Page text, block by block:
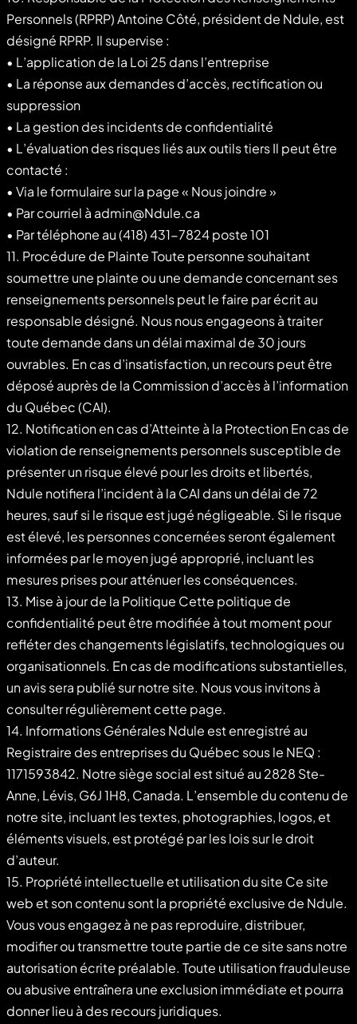
Personnels (RPRP) Antoine Côté, président de Ndule, est
désigné RPRP. Il supervise :
• L’application de la Loi 25 dans l’entreprise
• La réponse aux demandes d’accès, rectification ou
suppression
• La gestion des incidents de confidentialité
• L’évaluation des risques liés aux outils tiers Il peut être
contacté :
• Via le formulaire sur la page « Nous joindre »
• Par courriel à admin@Ndule.ca
• Par téléphone au (418) 431-7824 poste 101
11. Procédure de Plainte Toute personne souhaitant
soumettre une plainte ou une demande concernant ses
renseignements personnels peut le faire par écrit au
responsable désigné. Nous nous engageons à traiter
toute demande dans un délai maximal de 30 jours
ouvrables. En cas d’insatisfaction, un recours peut être
déposé auprès de la Commission d’accès à l’information
du Québec (CAI).
12. Notification en cas d’Atteinte à la Protection En cas de
violation de renseignements personnels susceptible de
présenter un risque élevé pour les droits et libertés,
Ndule notifiera l’incident à la CAI dans un délai de 72
heures, sauf si le risque est jugé négligeable. Si le risque
est élevé, les personnes concernées seront également
informées par le moyen jugé approprié, incluant les
mesures prises pour atténuer les conséquences.
13. Mise à jour de la Politique Cette politique de
confidentialité peut être modifiée à tout moment pour
refléter des changements législatifs, technologiques ou
organisationnels. En cas de modifications substantielles,
un avis sera publié sur notre site. Nous vous invitons à
consulter régulièrement cette page.
14. Informations Générales Ndule est enregistré au
Registraire des entreprises du Québec sous le NEQ :
1171593842. Notre siège social est situé au 2828 Ste-
Anne, Lévis, G6J 1H8, Canada. L’ensemble du contenu de
notre site, incluant les textes, photographies, logos, et
éléments visuels, est protégé par les lois sur le droit
d’auteur.
15. Propriété intellectuelle et utilisation du site Ce site
web et son contenu sont la propriété exclusive de Ndule.
Vous vous engagez à ne pas reproduire, distribuer,
modifier ou transmettre toute partie de ce site sans notre
autorisation écrite préalable. Toute utilisation frauduleuse
ou abusive entraînera une exclusion immédiate et pourra
donner lieu à des recours juridiques.